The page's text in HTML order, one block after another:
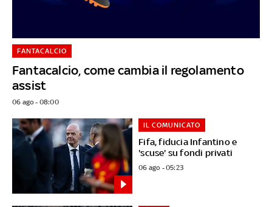
Fantacalcio, come cambia il regolamento
assist
FANTACALCIO
06 ago - 08:00
Fifa, fiducia Infantino e
'scuse' su fondi privati
IL COMUNICATO
06 ago - 05:23